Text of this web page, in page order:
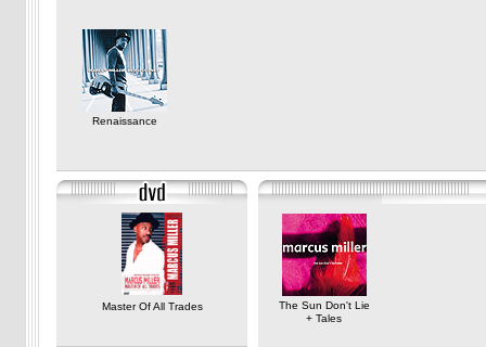
Renaissance
Master Of All Trades
The Sun Don't Lie
+ Tales